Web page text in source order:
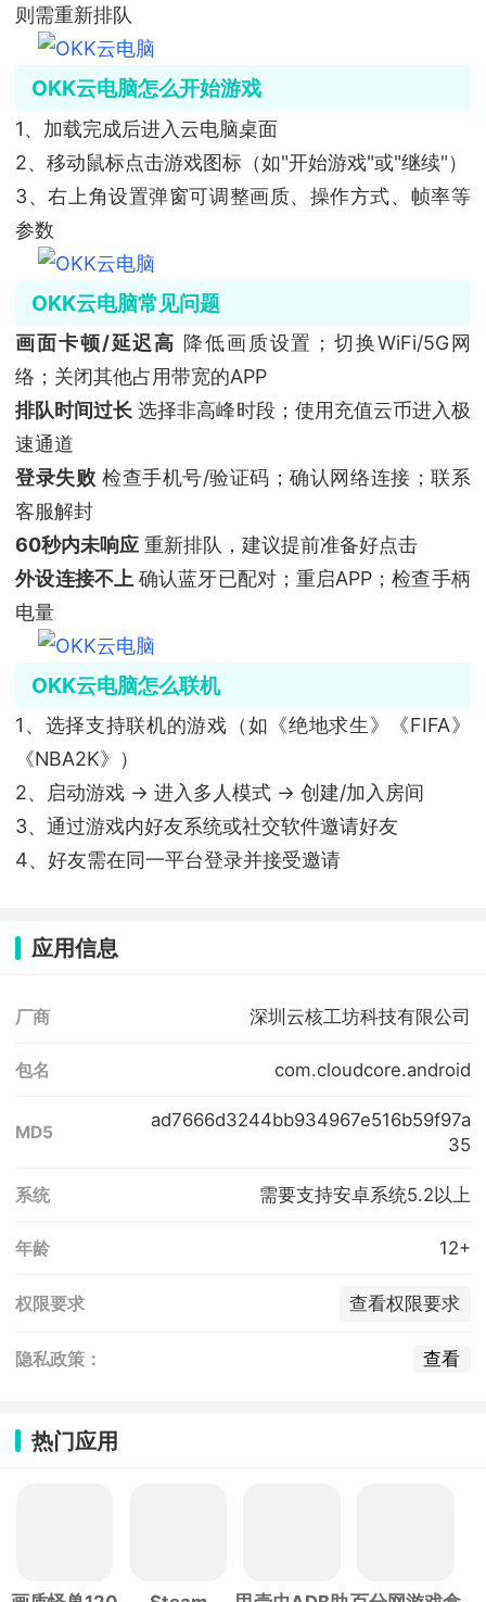
则需重新排队
OKK云电脑怎么开始游戏
1、加载完成后进入云电脑桌面
2、移动鼠标点击游戏图标（如"开始游戏"或"继续"）
3、右上角设置弹窗可调整画质、操作方式、帧率等
参数
OKK云电脑常见问题
画面卡顿/延迟高 降低画质设置；切换WiFi/5G网
络；关闭其他占用带宽的APP
排队时间过长 选择非高峰时段；使用充值云币进入极
速通道
登录失败 检查手机号/验证码；确认网络连接；联系
客服解封
60秒内未响应 重新排队，建议提前准备好点击
外设连接不上 确认蓝牙已配对；重启APP；检查手柄
电量
OKK云电脑怎么联机
1、选择支持联机的游戏（如《绝地求生》《FIFA》
《NBA2K》）
2、启动游戏 → 进入多人模式 → 创建/加入房间
3、通过游戏内好友系统或社交软件邀请好友
4、好友需在同一平台登录并接受邀请
应用信息
厂商 深圳云核工坊科技有限公司
包名 com.cloudcore.android
MD5
ad7666d3244bb934967e516b59f97a
35
系统 需要支持安卓系统5.2以上
年龄 12+
权限要求 查看权限要求
隐私政策： 查看
热门应用